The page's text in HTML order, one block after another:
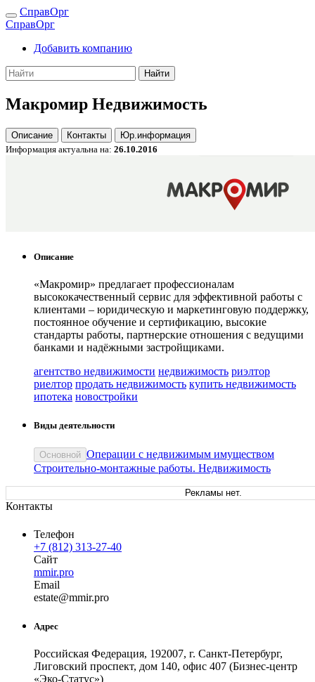
СправОрг
СправОрг
Добавить компанию
Найти
Макромир Недвижимость
Описание Контакты
Юр.информация
Информация актуальна на: 26.10.2016
Описание
«Макромир» предлагает профессионалам
высококачественный сервис для эффективной работы с
клиентами – юридическую и маркетинговую поддержку,
постоянное обучение и сертификацию, высокие
стандарты работы, партнерские отношения с ведущими
банками и надёжными застройщиками.
агентство недвижимости недвижимость риэлтор
риелтор продать недвижимость купить недвижимость
ипотека новостройки
Виды деятельности
Основной Операции с недвижимым имуществом
Строительно-монтажные работы. Недвижимость
Рекламы нет.
Контакты
Телефон
+7 (812) 313-27-40
Сайт
mmir.pro
Email
estate@mmir.pro
Адрес
Российская Федерация, 192007, г. Санкт-Петербург,
Лиговский проспект, дом 140, офис 407 (Бизнес-центр
«Эко-Статус»)